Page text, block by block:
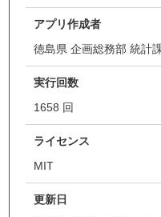
アプリ作成者
徳島県 企画総務部 統計
実行回数
1658 回
ライセンス
MIT
更新日